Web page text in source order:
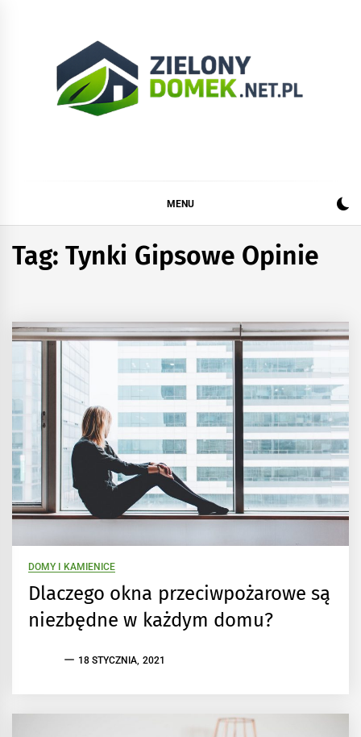
MENU
Tag:Tynki Gipsowe Opinie
DOMY I KAMIENICE
Dlaczego okna przeciwpożarowe są
niezbędne w każdym domu?
18 STYCZNIA, 2021